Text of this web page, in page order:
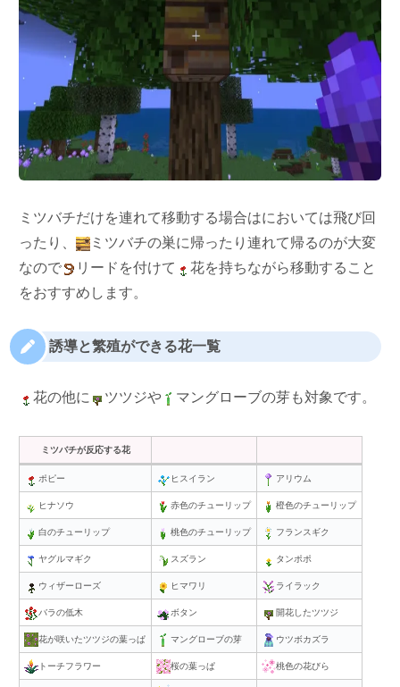
ミツバチだけを連れて移動する場合はにおいては飛び回
ったり、
ミツバチの巣に帰ったり連れて帰るのが大変
なので
リードを付けて
花を持ちながら移動すること
をおすすめします。
誘導と繁殖ができる花一覧
花の他に ツツジや マングローブの芽も対象です。
ミツバチが反応する花
ポピー ヒスイラン アリウム
ヒナソウ 赤色のチューリップ 橙色のチューリップ
白のチューリップ 桃色のチューリップ フランスギク
ヤグルマギク スズラン タンポポ
ウィザーローズ ヒマワリ ライラック
バラの低木 ボタン 開花したツツジ
花が咲いたツツジの葉っぱ マングローブの芽 ウツボカズラ
トーチフラワー 桜の葉っぱ 桃色の花びら